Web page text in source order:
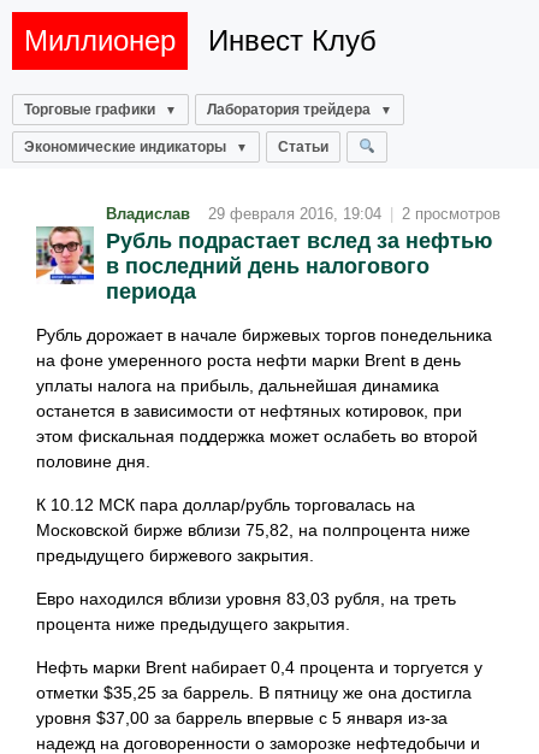
Миллионер Инвест Клуб
Торговые графики Лаборатория трейдера
Экономические индикаторы Статьи
Владислав 29 февраля 2016, 19:04 2 просмотров
Рубль подрастает вслед за нефтью
в последний день налогового
периода
Рубль дорожает в начале биржевых торгов понедельника
на фоне умеренного роста нефти марки Brent в день
уплаты налога на прибыль, дальнейшая динамика
останется в зависимости от нефтяных котировок, при
этом фискальная поддержка может ослабеть во второй
половине дня.
К 10.12 МСК пара доллар/рубль торговалась на
Московской бирже вблизи 75,82, на полпроцента ниже
предыдущего биржевого закрытия.
Евро находился вблизи уровня 83,03 рубля, на треть
процента ниже предыдущего закрытия.
Нефть марки Brent набирает 0,4 процента и торгуется у
отметки $35,25 за баррель. В пятницу же она достигла
уровня $37,00 за баррель впервые с 5 января из-за
надежд на договоренности о заморозке нефтедобычи и